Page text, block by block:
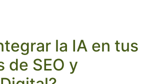
la IA en tus
de SEO y